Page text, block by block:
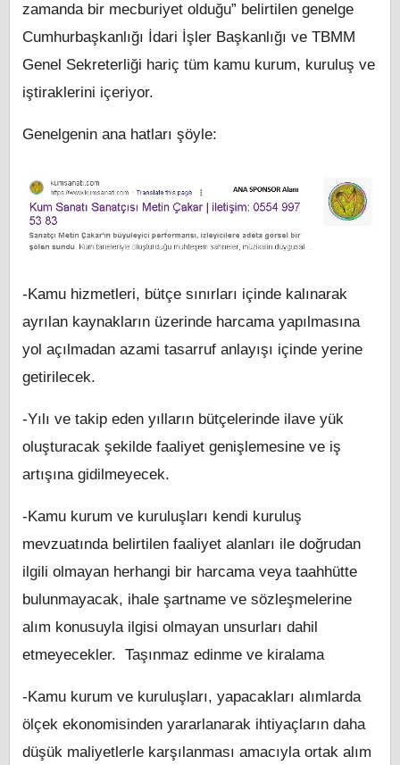
zamanda bir mecburiyet olduğu” belirtilen genelge
Cumhurbaşkanlığı İdari İşler Başkanlığı ve TBMM
Genel Sekreterliği hariç tüm kamu kurum, kuruluş ve
iştiraklerini içeriyor.
Genelgenin ana hatları şöyle:
-Kamu hizmetleri, bütçe sınırları içinde kalınarak
ayrılan kaynakların üzerinde harcama yapılmasına
yol açılmadan azami tasarruf anlayışı içinde yerine
getirilecek.
-Yılı ve takip eden yılların bütçelerinde ilave yük
oluşturacak şekilde faaliyet genişlemesine ve iş
artışına gidilmeyecek.
-Kamu kurum ve kuruluşları kendi kuruluş
mevzuatında belirtilen faaliyet alanları ile doğrudan
ilgili olmayan herhangi bir harcama veya taahhütte
bulunmayacak, ihale şartname ve sözleşmelerine
alım konusuyla ilgisi olmayan unsurları dahil
etmeyecekler. Taşınmaz edinme ve kiralama
-Kamu kurum ve kuruluşları, yapacakları alımlarda
ölçek ekonomisinden yararlanarak ihtiyaçların daha
düşük maliyetlerle karşılanması amacıyla ortak alım